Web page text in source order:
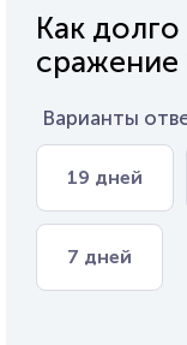
Как
сражение
Варианты
19 дней
7 дней